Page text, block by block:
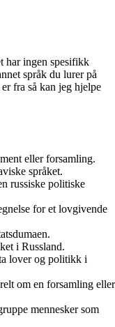
har ingen spesifikk
språk du lurer på
fra så kan jeg hjelpe
eller forsamling.
språket.
russiske politiske
for et lovgivende
i Russland.
lover og politikk i
om en forsamling eller
mennesker som